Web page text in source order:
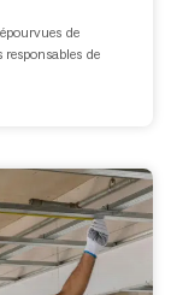
de
de